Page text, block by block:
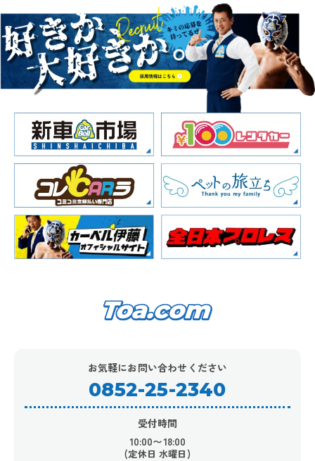
お気軽にお問い合わせください
0852-25-2340
受付時間
10:00〜18:00
(定休日 水曜日)